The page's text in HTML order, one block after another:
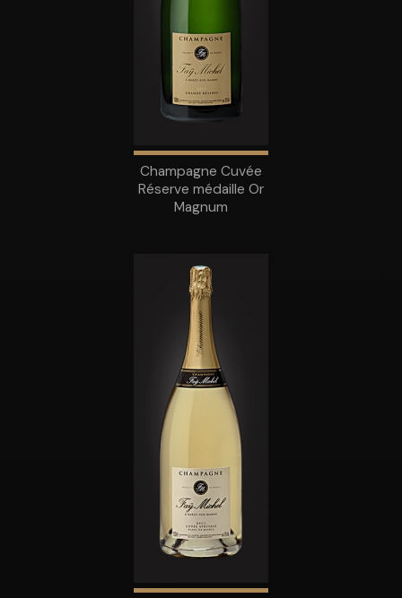
Champagne Cuvée
Réserve médaille Or
Magnum